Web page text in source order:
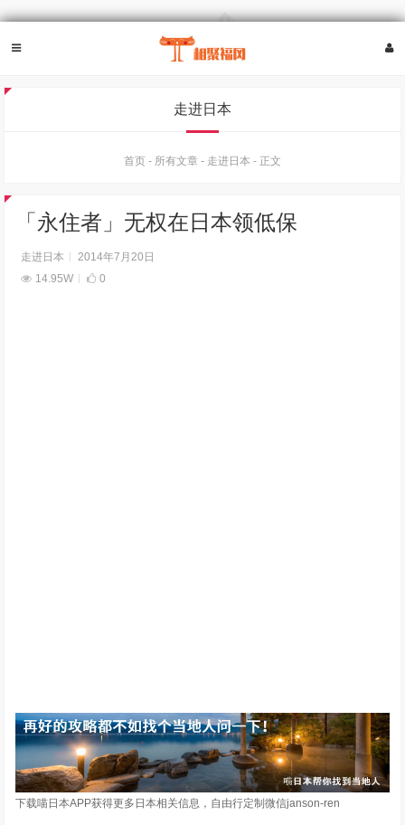
走进日本
首页 - 所有文章 - 走进日本 - 正文
「永住者」无权在日本领低保
走进日本
2014年7月20日
14.95W
0
下载喵日本APP获得更多日本相关信息，自由行定制微信janson-ren